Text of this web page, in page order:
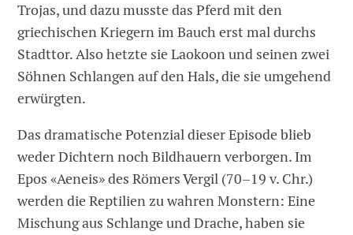
Trojas, und dazu musste das Pferd mit den
griechischen Kriegern im Bauch erst mal durchs
Stadttor. Also hetzte sie Laokoon und seinen zwei
Söhnen Schlangen auf den Hals, die sie umgehend
erwürgten.
Das dramatische Potenzial dieser Episode blieb
weder Dichtern noch Bildhauern verborgen. Im
Epos «Aeneis» des Römers Vergil (70–19 v. Chr.)
werden die Reptilien zu wahren Monstern: Eine
Mischung aus Schlange und Drache, haben sie